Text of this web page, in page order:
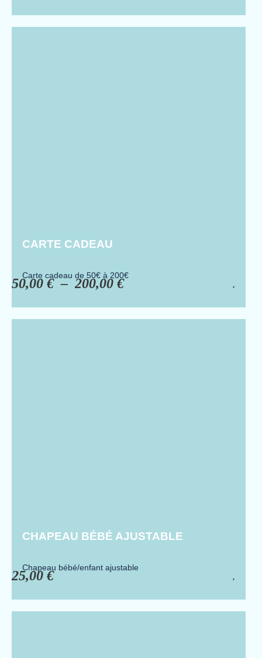
CARTE CADEAU
Carte cadeau de 50€ à 200€
50,00€ – 200,00€
CHAPEAU BÉBÉ AJUSTABLE
Chapeau bébé/enfant ajustable
25,00€